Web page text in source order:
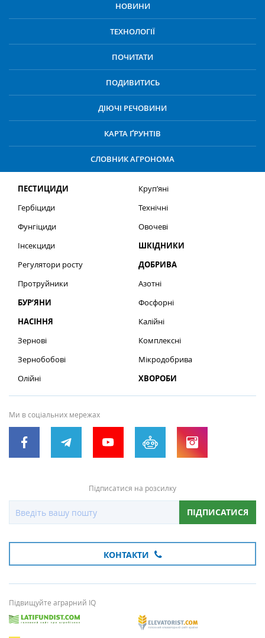
НОВИНИ
ТЕХНОЛОГІЇ
ПОЧИТАТИ
ПОДИВИТИСЬ
ДІЮЧІ РЕЧОВИНИ
КАРТА ҐРУНТІВ
СЛОВНИК АГРОНОМА
ПЕСТИЦИДИ
Гербіциди
Фунгіциди
Інсекциди
Регулятори росту
Протруйники
БУР’ЯНИ
НАСІННЯ
Зернові
Зернобобові
Олійні
Круп’яні
Технічні
Овочеві
ШКІДНИКИ
ДОБРИВА
Азотні
Фосфорні
Калійні
Комплексні
Мікродобрива
ХВОРОБИ
Ми в соціальних мережах
Підписатися на розсилку
ПІДПИСАТИСЯ
КОНТАКТИ
Підвищуйте аграрний IQ